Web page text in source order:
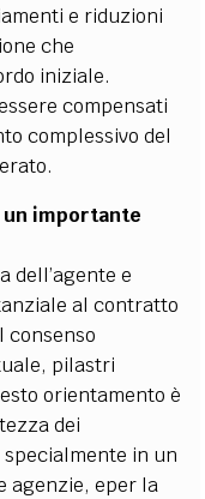
e riduzioni
che
iniziale.
compensati
complessivo del
un importante
dell’agente e
al contratto
consenso
pilastri
orientamento è
dei
specialmente in un
agenzie, eper la